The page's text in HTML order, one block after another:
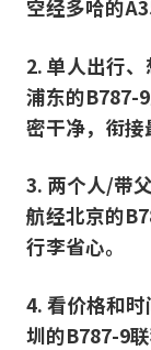
空经多哈的
2. 单人出行
浦东的B787-
密干净，衔接
3. 两个人/带
航经北京的
行李省心。
4. 看价格和
圳的B787-9